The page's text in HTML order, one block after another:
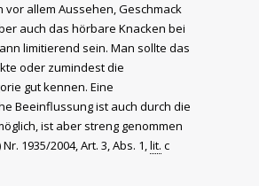
vor allem Aussehen, Geschmack
auch das hörbare Knacken bei
limitierend sein. Man sollte das
oder zumindest die
gut kennen. Eine
Beeinflussung ist auch durch die
ist aber streng genommen
1935/2004, Art. 3, Abs. 1,lit. c